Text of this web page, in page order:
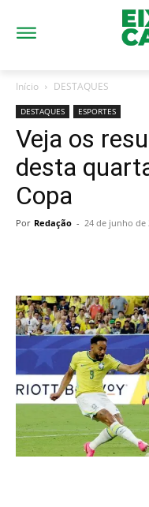
Início DESTAQUES
DESTAQUES ESPORTES
Veja os
desta
Copa
Por Redação - 24 de junho de